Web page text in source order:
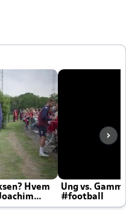
Hvem
Ung vs.
#football